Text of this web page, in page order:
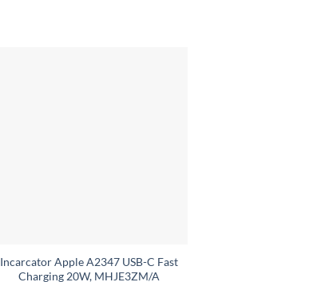
Incarcator Apple A2347 USB-C Fast
Charging 20W, MHJE3ZM/A